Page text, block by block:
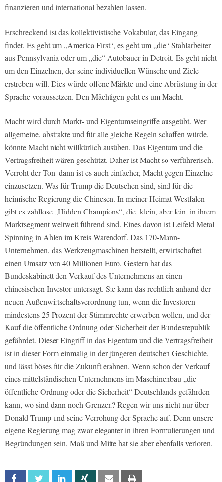
finanzieren und international bezahlen lassen.
Erschreckend ist das kollektivistische Vokabular, das Eingang
findet. Es geht um „America First“, es geht um „die“ Stahlarbeiter
aus Pennsylvania oder um „die“ Autobauer in Detroit. Es geht nicht
um den Einzelnen, der seine individuellen Wünsche und Ziele
erstreben will. Dies würde offene Märkte und eine Abrüstung in der
Sprache voraussetzen. Den Mächtigen geht es um Macht.
Macht wird durch Markt- und Eigentumseingriffe ausgeübt. Wer
allgemeine, abstrakte und für alle gleiche Regeln schaffen würde,
könnte Macht nicht willkürlich ausüben. Das Eigentum und die
Vertragsfreiheit wären geschützt. Daher ist Macht so verführerisch.
Verroht der Ton, dann ist es auch einfacher, Macht gegen Einzelne
einzusetzen. Was für Trump die Deutschen sind, sind für die
heimische Regierung die Chinesen. In meiner Heimat Westfalen
gibt es zahllose „Hidden Champions“, die, klein, aber fein, in ihrem
Marktsegment weltweit führend sind. Eines davon ist Leifeld Metal
Spinning in Ahlen im Kreis Warendorf. Das 170-Mann-
Unternehmen, das Werkzeugmaschinen herstellt, erwirtschaftet
einen Umsatz von 40 Millionen Euro. Gestern hat das
Bundeskabinett den Verkauf des Unternehmens an einen
chinesischen Investor untersagt. Sie kann das rechtlich anhand der
neuen Außenwirtschaftsverordnung tun, wenn die Investoren
mindestens 25 Prozent der Stimmrechte erwerben wollen, und der
Kauf die öffentliche Ordnung oder Sicherheit der Bundesrepublik
gefährdet. Dieser Eingriff in das Eigentum und die Vertragsfreiheit
ist in dieser Form einmalig in der jüngeren deutschen Geschichte,
und lässt böses für die Zukunft erahnen. Wenn schon der Verkauf
eines mittelständischen Unternehmens im Maschinenbau „die
öffentliche Ordnung oder die Sicherheit“ Deutschlands gefährden
kann, wo sind dann noch Grenzen? Regen wir uns nicht nur über
Donald Trump und seine Verrohung der Sprache auf. Denn unsere
eigene Regierung mag zwar eleganter in ihren Formulierungen und
Begründungen sein, Maß und Mitte hat sie aber ebenfalls verloren.
Facebook Twitter Linkedin Xing Email